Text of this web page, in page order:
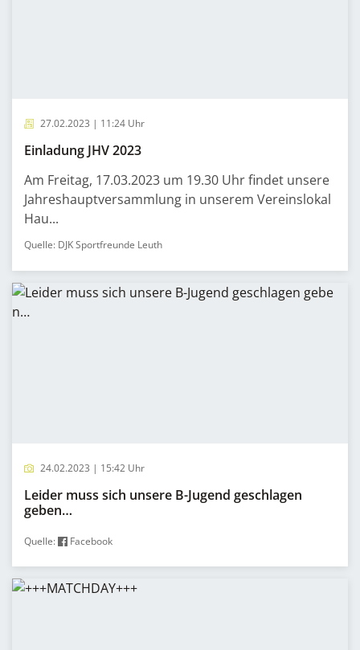
27.02.2023 | 11:24 Uhr
Einladung JHV 2023
Am Freitag, 17.03.2023 um 19.30 Uhr findet unsere
Jahreshauptversammlung in unserem Vereinslokal
Hau...
Quelle: DJK Sportfreunde Leuth
24.02.2023 | 15:42 Uhr
Leider muss sich unsere B-Jugend geschlagen
geben…
Quelle: Facebook